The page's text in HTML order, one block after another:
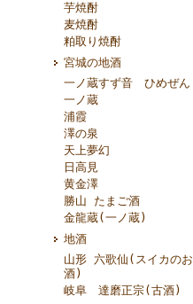
芋焼酎
麦焼酎
粕取り焼酎
宮城の地酒
一ノ蔵すず音 ひめぜん
一ノ蔵
浦霞
澤の泉
天上夢幻
日高見
黄金澤
勝山 たまご酒
金龍蔵(一ノ蔵)
地酒
山形 六歌仙(スイカのお
酒)
岐阜 達磨正宗(古酒)